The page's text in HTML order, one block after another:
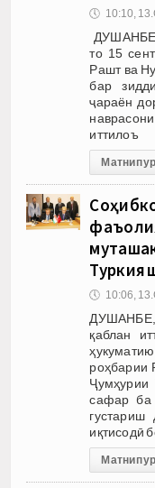
🕔 10:10,
то 15
Рашт ва
бар
ҷараён
иттилоъ
Матни
Туркия
🕔 10:06,
ДУШАНБЕ,
қаблан
роҳбарии
сафар ба
густариш
иқтисодӣ
Матни